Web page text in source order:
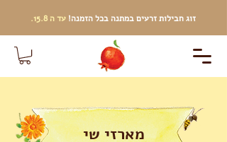
זוג חבילות זרעיםבמתנה בכל הזמנה!עד ה 15.8.
מארזי שי